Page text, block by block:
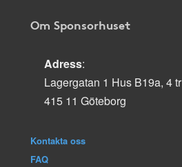
Om Sponsorhuset
Adress:
Lagergatan 1 Hus B19a, 4 tr
415 11 Göteborg
Kontakta oss
FAQ